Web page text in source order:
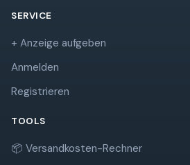
SERVICE
+ Anzeige aufgeben
Anmelden
Registrieren
TOOLS
📦 Versandkosten-Rechner